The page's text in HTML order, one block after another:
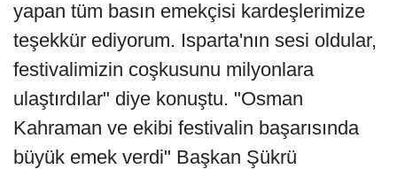
yapan tüm basın emekçisi kardeşlerimize
teşekkür ediyorum. Isparta'nın sesi oldular,
festivalimizin coşkusunu milyonlara
ulaştırdılar" diye konuştu. "Osman
Kahraman ve ekibi festivalin başarısında
büyük emek verdi" Başkan Şükrü